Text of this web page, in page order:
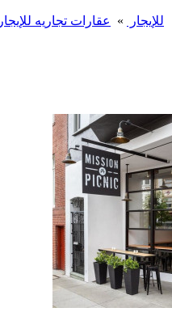
للإيجار » عقارات تجاريه للإيجار